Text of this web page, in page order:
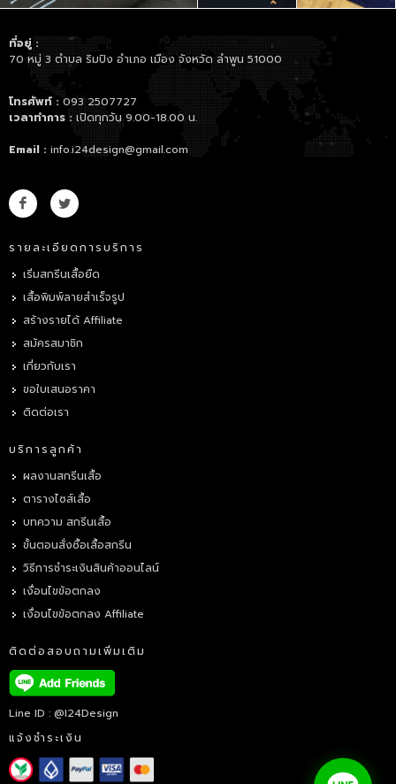
ที่อยู่ :
70 หมู่ 3 ตำบล ริมปิง อำเภอ เมือง จังหวัด ลำพูน 51000
โทรศัพท์ : 093 2507727
เวลาทำการ : เปิดทุกวัน 9.00-18.00 น.
Email : info.i24design@gmail.com
รายละเอียดการบริการ
เริ่มสกรีนเสื้อยืด
เสื้อพิมพ์ลายสำเร็จรูป
สร้างรายได้ Affiliate
สมัครสมาชิก
เกี่ยวกับเรา
ขอใบเสนอราคา
ติดต่อเรา
บริการลูกค้า
ผลงานสกรีนเสื้อ
ตารางไซส์เสื้อ
บทความ สกรีนเสื้อ
ขั้นตอนสั่งซื้อเสื้อสกรีน
วิธีการชำระเงินสินค้าออนไลน์
เงื่อนไขข้อตกลง
เงื่อนไขข้อตกลง Affiliate
ติดต่อสอบถามเพิ่มเติม
Line ID : @i24Design
แจ้งชำระเงิน